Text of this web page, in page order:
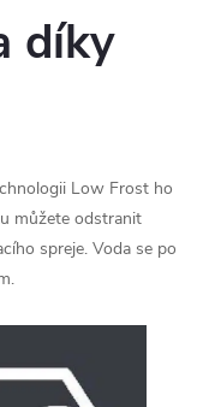
díky
Low Frost ho
můžete odstranit
spreje. Voda se po